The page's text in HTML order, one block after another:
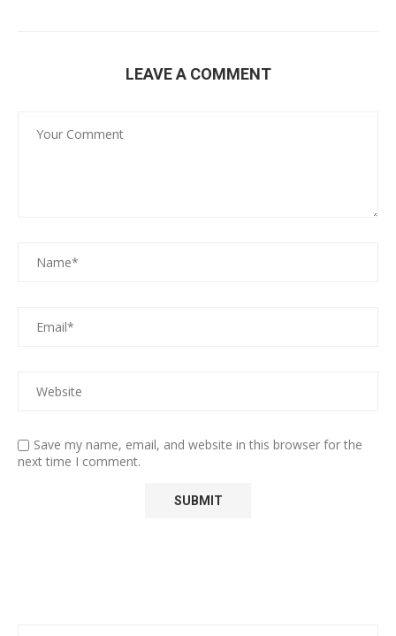
LEAVE A COMMENT
Save my name, email, and website in this browser for the
next time I comment.